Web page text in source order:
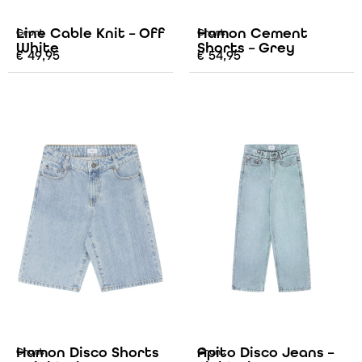
Grunt
Line Cable Knit – Off
White
€49,95
Grunt
Hamon Cement
Shorts – Grey
€54,95
Grunt
Hamon Disco Shorts
Grunt
Apito Disco Jeans –